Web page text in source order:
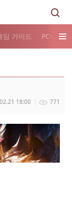
임 가이드 PC버전
771
18:00